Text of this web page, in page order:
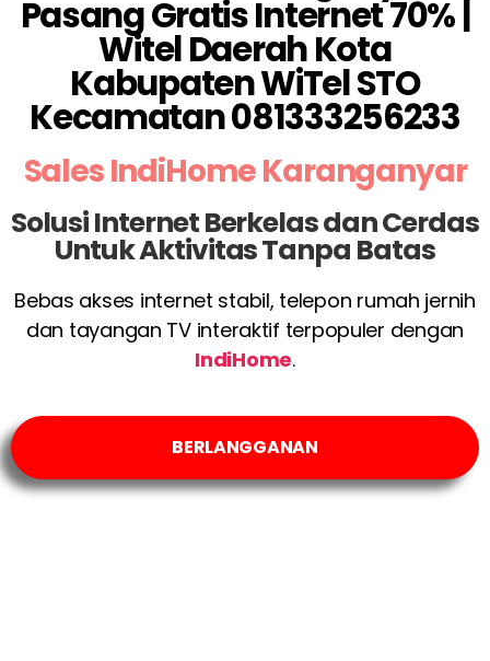
Pasang Gratis Internet 70% |
Witel Daerah Kota
Kabupaten WiTel STO
Kecamatan 081333256233
Sales IndiHome Karanganyar
Solusi Internet Berkelas dan Cerdas
Untuk Aktivitas Tanpa Batas
Bebas akses internet stabil, telepon rumah jernih
dan tayangan TV interaktif terpopuler dengan
IndiHome.
BERLANGGANAN